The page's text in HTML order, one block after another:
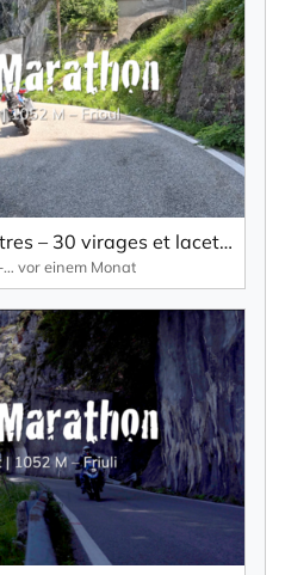
Passo Rest | 1 052 mètres – 30 virages et lacets ainsi qu’une route étroite caractérisent ce col alpin.
Alpenpaesse-Videos | Alpen-Marathon vor einem Monat
ABONNIEREN ×